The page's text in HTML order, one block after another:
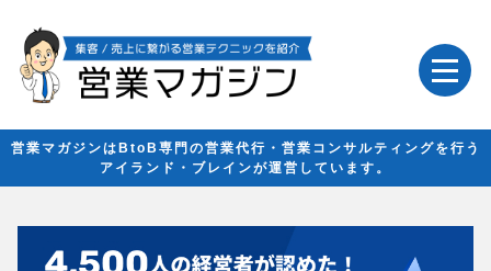
営業マガジンはBtoB専門の営業代行・営業コンサルティングを行う
アイランド・ブレインが運営しています。